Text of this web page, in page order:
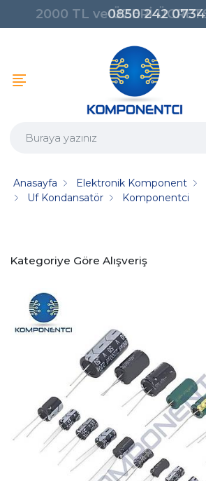
0850 242 0734
Anasayfa Elektronik Komponent
Uf Kondansatör
Komponentci
Kategoriye Göre Alışveriş